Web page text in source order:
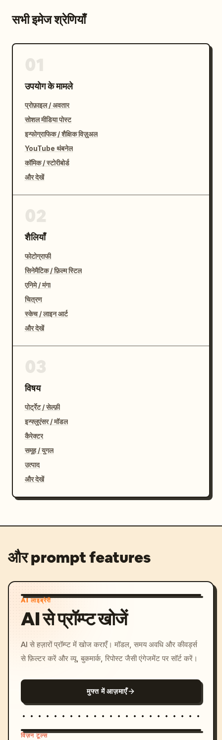
सभी इमेज श्रेणियाँ
उपयोग के मामले
प्रोफ़ाइल / अवतार
सोशल मीडिया पोस्ट
इन्फोग्राफिक / शैक्षिक विज़ुअल
YouTube थंबनेल
कॉमिक / स्टोरीबोर्ड
और देखें
शैलियाँ
फोटोग्राफी
सिनेमैटिक / फ़िल्म स्टिल
एनिमे / मंगा
चित्रण
स्केच / लाइन आर्ट
और देखें
विषय
पोर्ट्रेट / सेल्फ़ी
इन्फ्लुएंसर / मॉडल
कैरेक्टर
समूह / युगल
उत्पाद
और देखें
और prompt features
AI लाइब्रेरी
AI से प्रॉम्प्ट खोजें
AI से हज़ारों प्रॉम्प्ट में खोज कराएँ। मॉडल, समय अवधि और कीवर्ड्स
से फ़िल्टर करें और व्यू, बुकमार्क, रिपोस्ट जैसी एंगेजमेंट पर सॉर्ट करें।
मुफ्त में आज़माएँ
विज़न टूल्स